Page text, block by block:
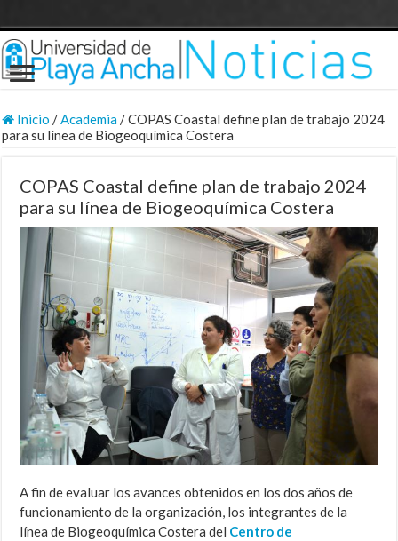
Inicio /Academia/COPAS Coastal define plan de trabajo 2024
para su línea de Biogeoquímica Costera
COPAS Coastal define plan de trabajo 2024
para su línea de Biogeoquímica Costera
A fin de evaluar los avances obtenidos en los dos años de
funcionamiento de la organización, los integrantes de la
línea de Biogeoquímica Costera del Centro de